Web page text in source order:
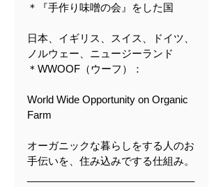
＊『手作り味噌の会』をした国
日本、イギリス、スイス、ドイツ、
ノルウェー、ニュージーランド
＊WWOOF（ウーフ）：
World Wide Opportunity on Organic
Farm
オーガニックな暮らしをする人のお
手伝いを、住み込みでする仕組み。